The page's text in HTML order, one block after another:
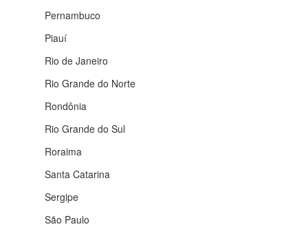
Pernambuco
Piauí
Rio de Janeiro
Rio Grande do Norte
Rondônia
Rio Grande do Sul
Roraima
Santa Catarina
Sergipe
São Paulo